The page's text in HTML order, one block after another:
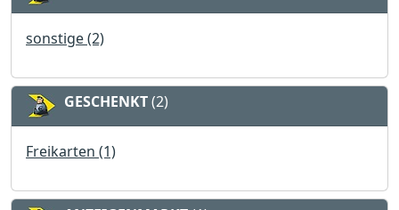
sonstige (2)
GESCHENKT(2)
Freikarten (1)